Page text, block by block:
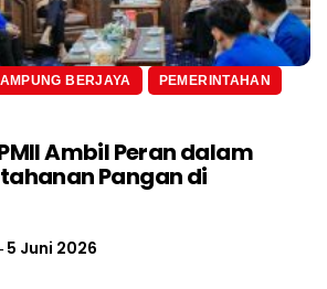
BERJAYA
PEMERINTAHAN
Ambil Peran dalam
Pangan di
5 Juni 2026